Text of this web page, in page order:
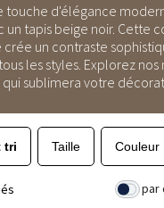
touche d'élégance
un tapis beige noir. Cette
un contraste
les styles. Explorez
sublimera votre
tri Taille Couleur
par